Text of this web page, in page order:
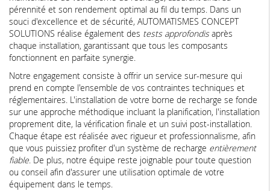
pérennité et son rendement optimal au fil du temps. Dans un
souci d'excellence et de sécurité, AUTOMATISMES CONCEPT
SOLUTIONS réalise également des tests approfondisaprès
chaque installation, garantissant que tous les composants
fonctionnent en parfaite synergie.
Notre engagement consiste à offrir un service sur-mesure qui
prend en compte l'ensemble de vos contraintes techniques et
réglementaires. L'installation de votre borne de recharge se fonde
sur une approche méthodique incluant la planification, l'installation
proprement dite, la vérification finale et un suivi post-installation.
Chaque étape est réalisée avec rigueur et professionnalisme, afin
que vous puissiez profiter d'un système de recharge entièrement
fiable. De plus, notre équipe reste joignable pour toute question
ou conseil afin d'assurer une utilisation optimale de votre
équipement dans le temps.